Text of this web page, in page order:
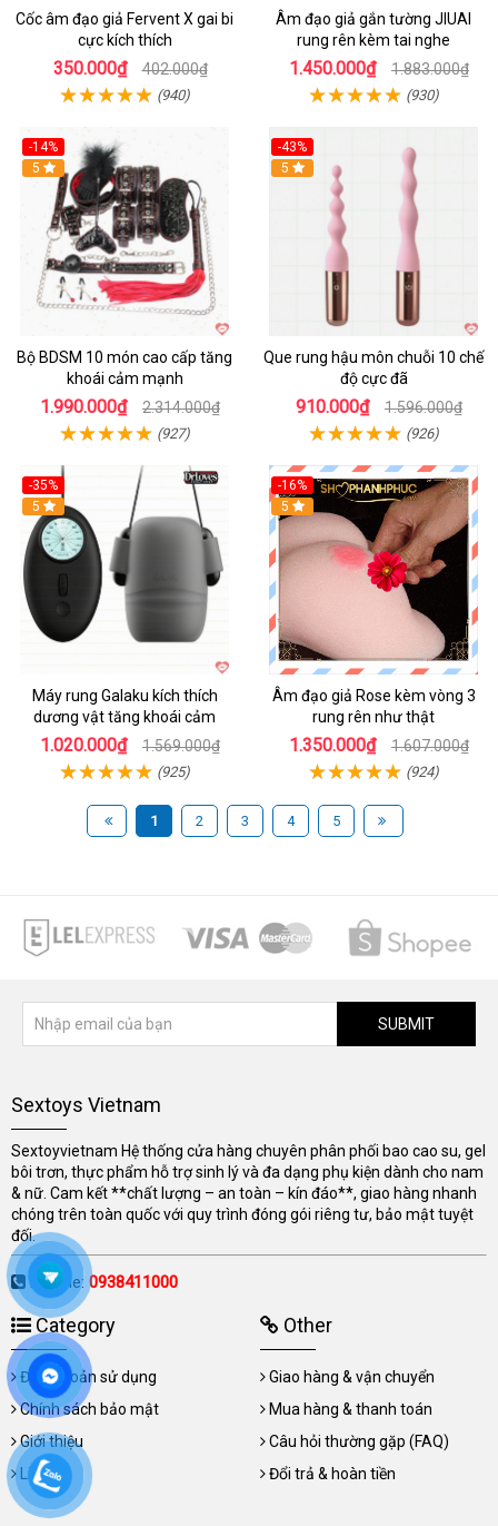
Cốc âm đạo giả Fervent X gai bi
cực kích thích
350.000₫ 402.000₫
(940)
Âm đạo giả gắn tường JIUAI
rung rên kèm tai nghe
1.450.000₫ 1.883.000₫
(930)
-14%
Hot
5
Bộ BDSM 10 món cao cấp tăng
khoái cảm mạnh
1.990.000₫ 2.314.000₫
(927)
-43%
5
Que rung hậu môn chuỗi 10 chế
độ cực đã
910.000₫ 1.596.000₫
(926)
-35%
Hot
5
Máy rung Galaku kích thích
dương vật tăng khoái cảm
1.020.000₫ 1.569.000₫
(925)
-16%
5
Âm đạo giả Rose kèm vòng 3
rung rên như thật
1.350.000₫ 1.607.000₫
(924)
1 2 3 4 5
SUBMIT
Sextoys Vietnam
Sextoyvietnam Hệ thống cửa hàng chuyên phân phối bao cao su, gel
bôi trơn, thực phẩm hỗ trợ sinh lý và đa dạng phụ kiện dành cho nam
& nữ. Cam kết **chất lượng – an toàn – kín đáo**, giao hàng nhanh
chóng trên toàn quốc với quy trình đóng gói riêng tư, bảo mật tuyệt
đối.
Hotline: 0938411000
Category
Điều khoản sử dụng
Chính sách bảo mật
Giới thiệu
Liên hệ
Other
Giao hàng & vận chuyển
Mua hàng & thanh toán
Câu hỏi thường gặp (FAQ)
Đổi trả & hoàn tiền